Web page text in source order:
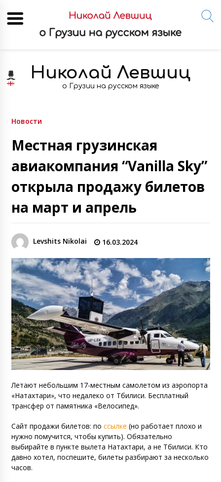
content
Николай Левшиц
о Грузии на русском языке
Новости
Местная грузинская
авиакомпания “Vanilla Sky”
открыла продажу билетов
на март и апрель
Levshits Nikolai 16.03.2024
Летают небольшим 17-местным самолетом из аэропорта
«Натахтари», что недалеко от Тбилиси. Бесплатный
трансфер от памятника «Велосипед».
Сайт продажи билетов: по ссылке (но работает плохо и
нужно помучится, чтобы купить). Обязательно
выбирайте в пункте вылета Натахтари, а не Тбилиси. Кто
давно хотел, поспешите, билеты разбирают за несколько
часов.